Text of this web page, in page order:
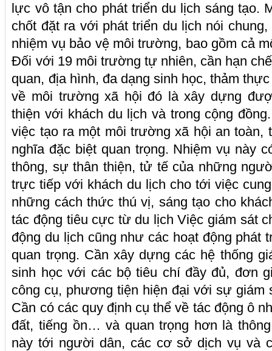
lực vô tận cho phát triển du lịch sáng tạo.
chốt đặt ra với phát triển du lịch nói
nhiệm vụ bảo vệ môi trường, bao gồm cả
Đối với 19 môi trường tự nhiên, cần hạn
quan, địa hình, đa dạng sinh học, thảm
về môi trường xã hội đó là xây dựng
thiện với khách du lịch và trong cộng
việc tạo ra một môi trường xã hội an toàn,
nghĩa đặc biệt quan trọng. Nhiệm vụ này
thông, sự thân thiện, tử tế của những
trực tiếp với khách du lịch cho tới việc
những cách thức thú vị, sáng tạo cho
tác động tiêu cực từ du lịch Việc giám sát
động du lịch cũng như các hoạt động phát
quan trọng. Cần xây dựng các hệ thống
sinh học với các bộ tiêu chí đầy đủ, đơn
công cụ, phương tiện hiện đại với sự giám
Cần có các quy định cụ thể về tác động ô
đất, tiếng ồn… và quan trọng hơn là
này tới người dân, các cơ sở dịch vụ và